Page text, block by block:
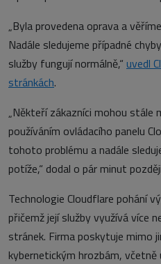
„Byla provedena oprava a
Nadále sledujeme případné
služby fungují normálně,“ uvedl
stránkách.
„Někteří zákazníci mohou stále
používáním ovládacího panelu
tohoto problému a nadále
potíže,“ dodal o pár minut
Technologie Cloudflare pohání
přičemž její služby využívá více
stránek. Firma poskytuje mimo
kybernetickým hrozbám,